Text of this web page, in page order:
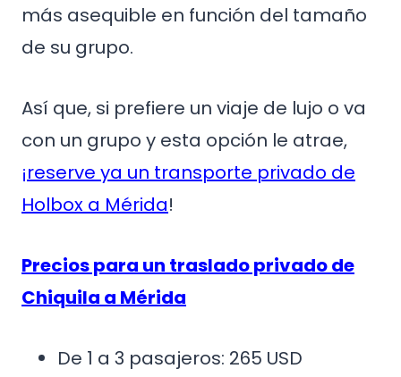
más asequible en función del tamaño
de su grupo.
Así que, si prefiere un viaje de lujo o va
con un grupo y esta opción le atrae,
¡reserve ya un transporte privado de
Holbox a Mérida!
Precios para un traslado privado de
Chiquila a Mérida
De 1 a 3 pasajeros: 265 USD